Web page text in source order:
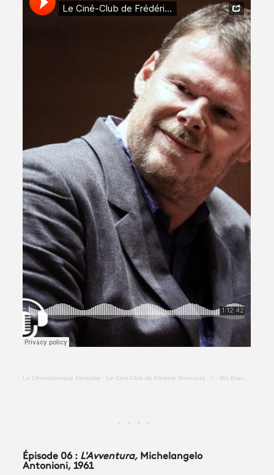
La Cinémathèque française · Le Ciné-Club de Frédéric Bonnaud - 7 - Rio Bravo (Howard Hawks)
Épisode 06 : L'Avventura, Michelangelo
Antonioni, 1961